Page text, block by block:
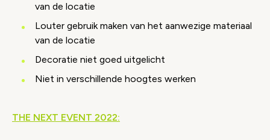
van de locatie
Louter gebruik maken van het aanwezige materiaal
van de locatie
Decoratie niet goed uitgelicht
Niet in verschillende hoogtes werken
THE NEXT EVENT 2022: